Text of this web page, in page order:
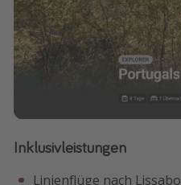
Inklusivleistungen
Linienflüge nach